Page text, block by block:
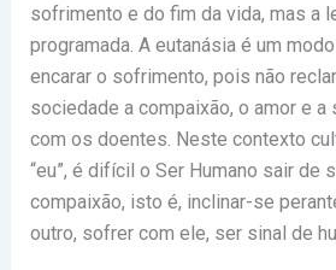
sofrimento e do fim da vida, mas a
programada. A eutanásia é um
encarar o sofrimento, pois não
sociedade a compaixão, o amor e a
com os doentes. Neste contexto
“eu”, é difícil o Ser Humano sair de
compaixão, isto é, inclinar-se
outro, sofrer com ele, ser sinal de